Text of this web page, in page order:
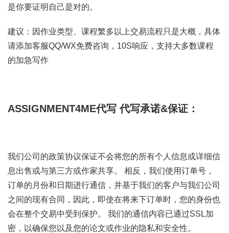
是你要证明自己是对的。
建议：因作业类型、课程繁多以上交易流程只是大概，具体
请添加客服QQ/WX免费咨询，10S响应，支持大多数课程
的加急写作
ASSIGNMENT4ME代写代写承诺&保证：
我们公司的政策协议保证不会将您的所有个人信息或详细信
息出售或与第三方或作家共享。 相反，我们使用订单号，
订单的月份和日期进行通信，并基于我们的客户与我们公司
之间的现有合同，因此，即使在将来下订单时，您的身份也
会在整个交易中受到保护。 我们的通信内容已通过SSL加
密，以确保您以及您的论文或作业的隐私和安全性。